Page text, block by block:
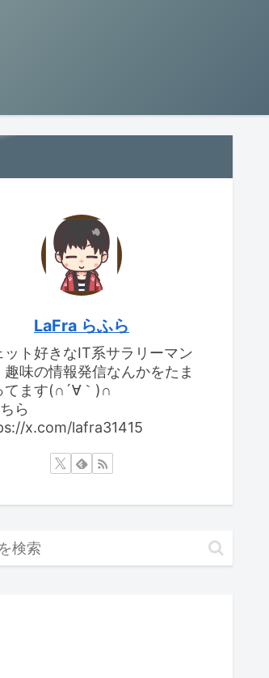
LaFra らふら
ット好きなIT系サラリーマン
趣味の情報発信なんかをたま
てます(∩´∀｀)∩
ら
x.com/lafra31415